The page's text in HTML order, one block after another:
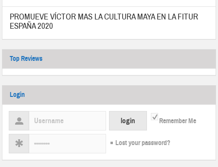
PROMUEVE VÍCTOR MAS LA CULTURA MAYA EN LA FITUR
ESPAÑA 2020
Top Reviews
Login
Remember Me
Lost your password?